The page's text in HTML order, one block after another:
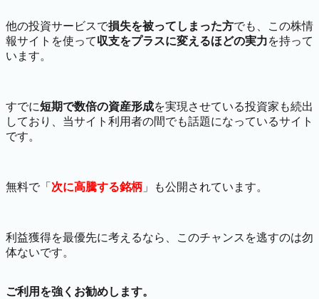
他の投資サービスで損失を被ってしまった方でも、この株情
報サイトを使って収支をプラスに変えるほどの実力を持って
います。
すでに短期で数倍の資産形成を実現させている投資家も続出
しており、当サイト利用者の間でも話題になっているサイト
です。
無料で「 次に高騰する銘柄 」も公開されています。
利益獲得を最優先に考えるなら、このチャンスを逃すのは勿
体ないです。
ご利用を強くお勧めします。